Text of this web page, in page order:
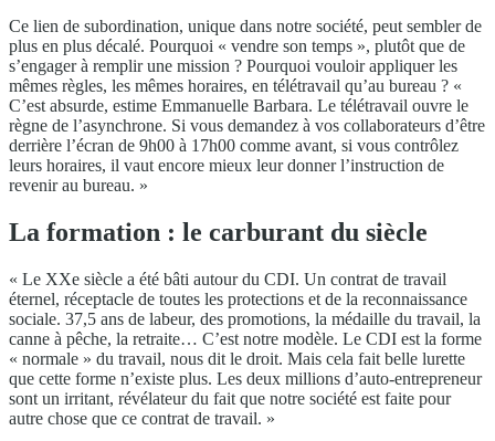
Ce lien de subordination, unique dans notre société, peut sembler de
plus en plus décalé. Pourquoi « vendre son temps », plutôt que de
s’engager à remplir une mission ? Pourquoi vouloir appliquer les
mêmes règles, les mêmes horaires, en télétravail qu’au bureau ? «
C’est absurde, estime Emmanuelle Barbara. Le télétravail ouvre le
règne de l’asynchrone. Si vous demandez à vos collaborateurs d’être
derrière l’écran de 9h00 à 17h00 comme avant, si vous contrôlez
leurs horaires, il vaut encore mieux leur donner l’instruction de
revenir au bureau. »
La formation : le carburant du siècle
« Le XXe siècle a été bâti autour du CDI. Un contrat de travail
éternel, réceptacle de toutes les protections et de la reconnaissance
sociale. 37,5 ans de labeur, des promotions, la médaille du travail, la
canne à pêche, la retraite… C’est notre modèle. Le CDI est la forme
« normale » du travail, nous dit le droit. Mais cela fait belle lurette
que cette forme n’existe plus. Les deux millions d’auto-entrepreneur
sont un irritant, révélateur du fait que notre société est faite pour
autre chose que ce contrat de travail. »